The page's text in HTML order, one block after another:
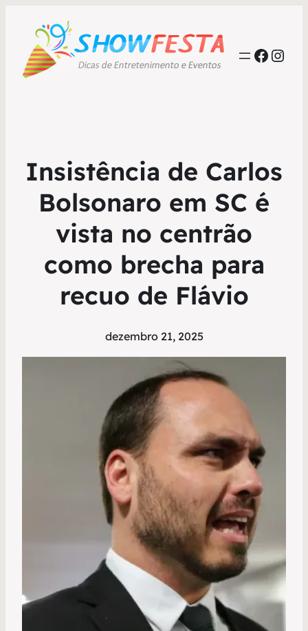
Insistência de Carlos
Bolsonaro em SC é
vista no centrão
como brecha para
recuo de Flávio
dezembro 21, 2025